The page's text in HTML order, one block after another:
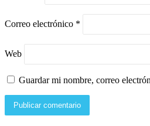
Correo electrónico *
Web
Guardar mi nombre, correo